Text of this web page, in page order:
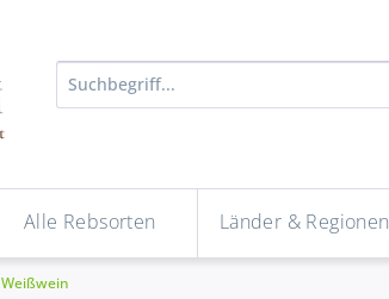
Alle Rebsorten Länder & Regionen
Weißwein